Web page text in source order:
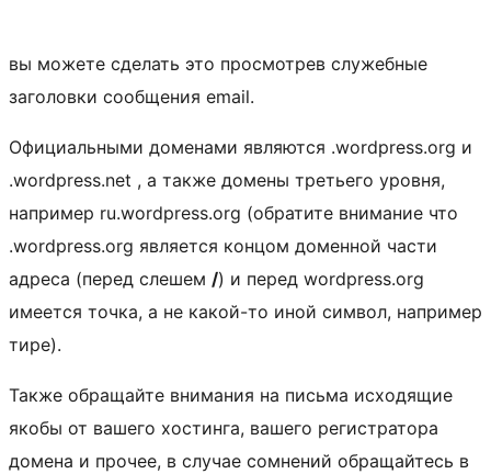
вы можете сделать это просмотрев служебные
заголовки сообщения email.
Официальными доменами являются .wordpress.org и
.wordpress.net , а также домены третьего уровня,
например ru.wordpress.org (обратите внимание что
.wordpress.org является концом доменной части
адреса (перед слешем /) и перед wordpress.org
имеется точка, а не какой-то иной символ, например
тире).
Также обращайте внимания на письма исходящие
якобы от вашего хостинга, вашего регистратора
домена и прочее, в случае сомнений обращайтесь в